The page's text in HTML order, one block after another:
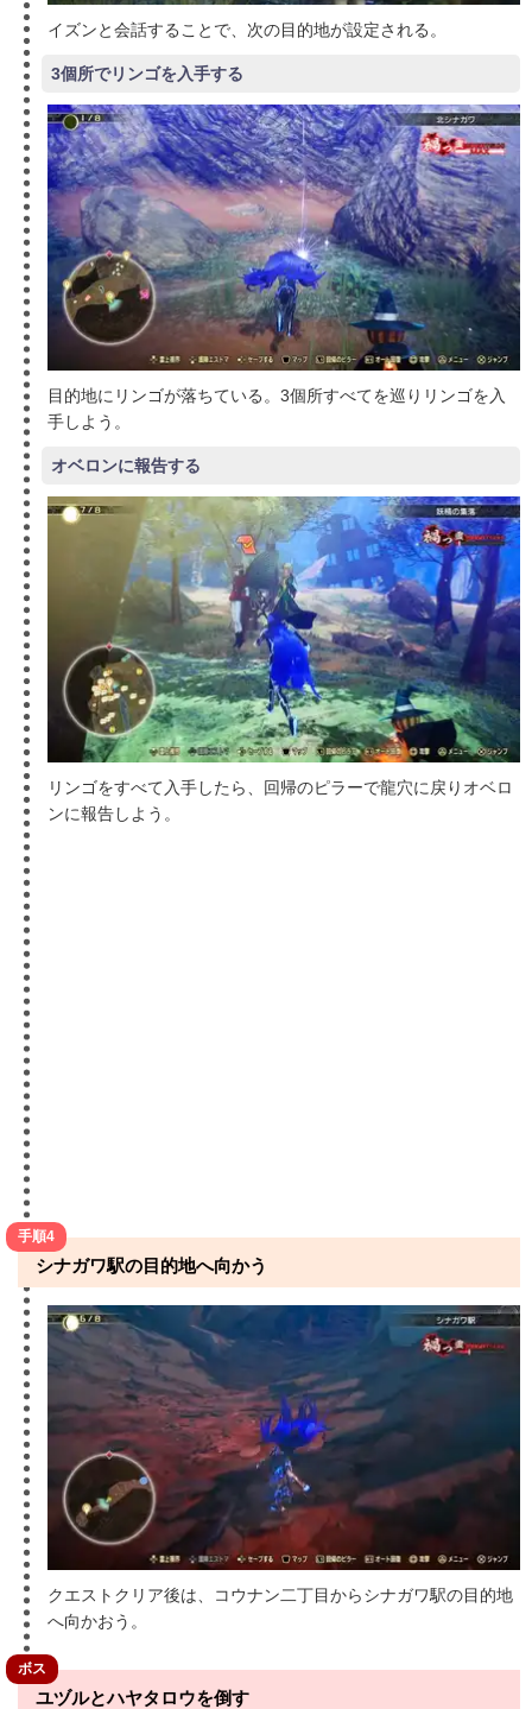
イズンと会話することで、次の目的地が設定される。
3個所でリンゴを入手する
目的地にリンゴが落ちている。3個所すべてを巡りリンゴを入
手しよう。
オベロンに報告する
リンゴをすべて入手したら、回帰のピラーで龍穴に戻りオベロ
ンに報告しよう。
シナガワ駅の目的地へ向かう
手順4
クエストクリア後は、コウナン二丁目からシナガワ駅の目的地
へ向かおう。
ユヅルとハヤタロウを倒す
ボス